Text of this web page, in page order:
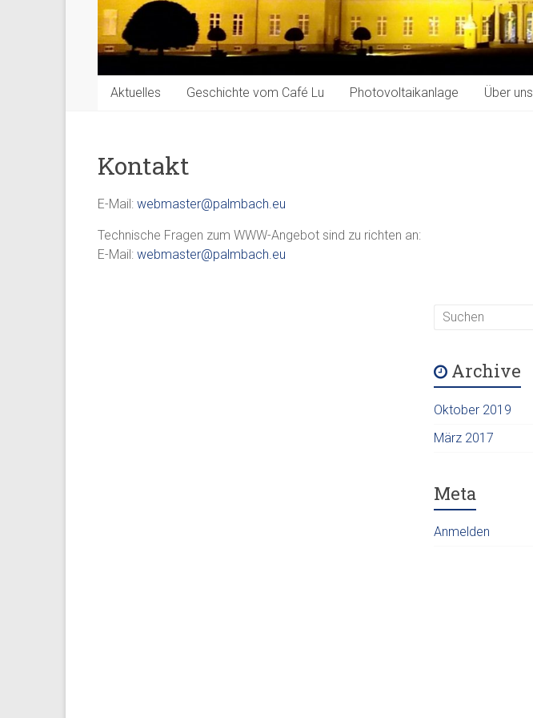
Aktuelles Geschichte vom Café Lu Photovoltaikanlage Über uns
Kontakt
E-Mail: webmaster@palmbach.eu
Technische Fragen zum WWW-Angebot sind zu richten an:
E-Mail: webmaster@palmbach.eu
Archive
Oktober 2019
März 2017
Meta
Anmelden